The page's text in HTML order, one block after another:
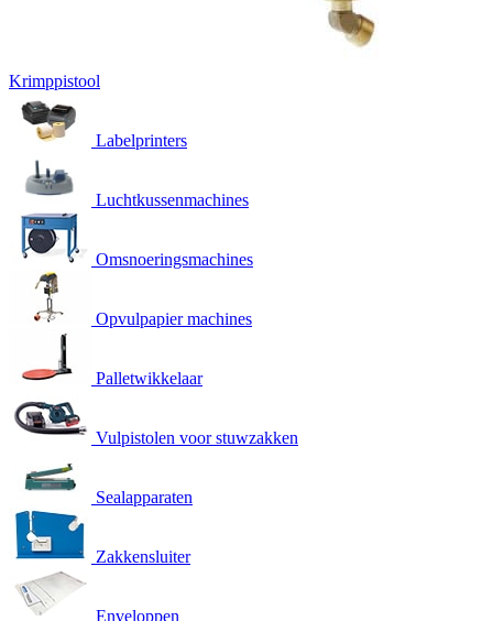
Krimppistool
Labelprinters
Luchtkussenmachines
Omsnoeringsmachines
Opvulpapier machines
Palletwikkelaar
Vulpistolen voor stuwzakken
Sealapparaten
Zakkensluiter
Enveloppen